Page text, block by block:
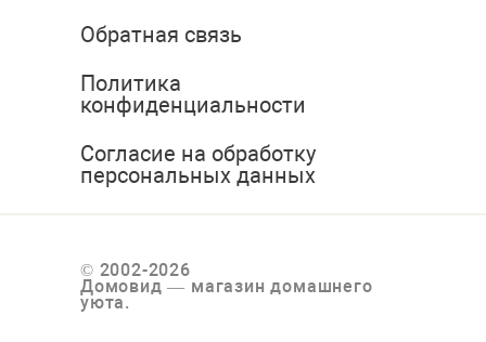
Обратная связь
Политика
конфиденциальности
Согласие на обработку
персональных данных
© 2002-2026
Домовид — магазин домашнего
уюта.